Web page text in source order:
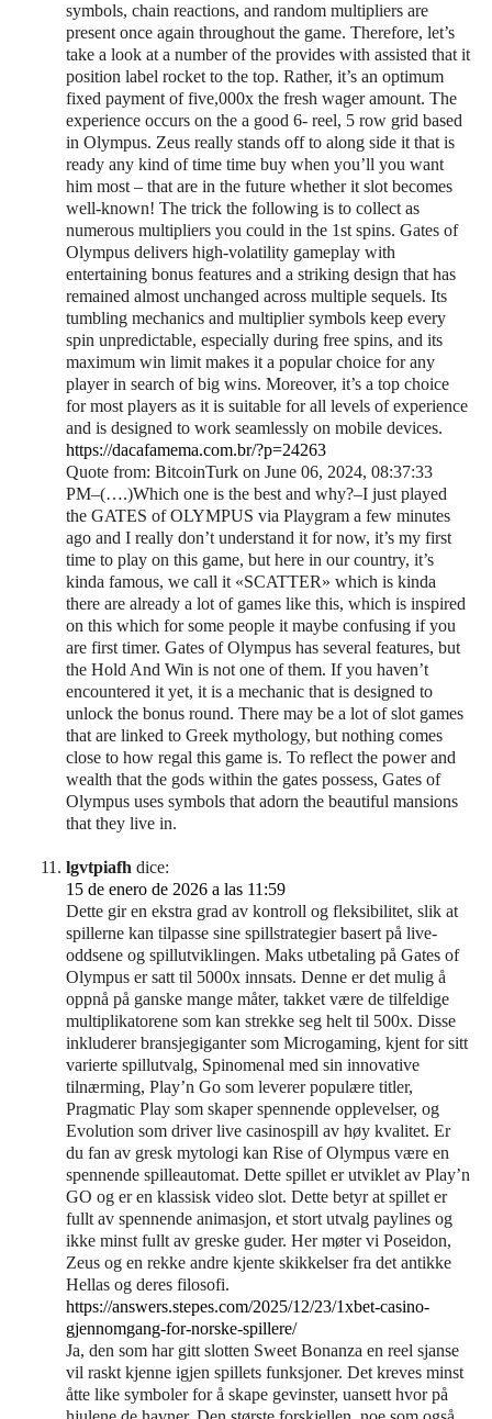
symbols, chain reactions, and random multipliers are
present once again throughout the game. Therefore, let’s
take a look at a number of the provides with assisted that it
position label rocket to the top. Rather, it’s an optimum
fixed payment of five,000x the fresh wager amount. The
experience occurs on the a good 6- reel, 5 row grid based
in Olympus. Zeus really stands off to along side it that is
ready any kind of time time buy when you’ll you want
him most – that are in the future whether it slot becomes
well-known! The trick the following is to collect as
numerous multipliers you could in the 1st spins. Gates of
Olympus delivers high-volatility gameplay with
entertaining bonus features and a striking design that has
remained almost unchanged across multiple sequels. Its
tumbling mechanics and multiplier symbols keep every
spin unpredictable, especially during free spins, and its
maximum win limit makes it a popular choice for any
player in search of big wins. Moreover, it’s a top choice
for most players as it is suitable for all levels of experience
and is designed to work seamlessly on mobile devices.
https://dacafamema.com.br/?p=24263
Quote from: BitcoinTurk on June 06, 2024, 08:37:33
PM–(….)Which one is the best and why?–I just played
the GATES of OLYMPUS via Playgram a few minutes
ago and I really don’t understand it for now, it’s my first
time to play on this game, but here in our country, it’s
kinda famous, we call it «SCATTER» which is kinda
there are already a lot of games like this, which is inspired
on this which for some people it maybe confusing if you
are first timer. Gates of Olympus has several features, but
the Hold And Win is not one of them. If you haven’t
encountered it yet, it is a mechanic that is designed to
unlock the bonus round. There may be a lot of slot games
that are linked to Greek mythology, but nothing comes
close to how regal this game is. To reflect the power and
wealth that the gods within the gates possess, Gates of
Olympus uses symbols that adorn the beautiful mansions
that they live in.
lgvtpiafh dice:
15 de enero de 2026 a las 11:59
Dette gir en ekstra grad av kontroll og fleksibilitet, slik at
spillerne kan tilpasse sine spillstrategier basert på live-
oddsene og spillutviklingen. Maks utbetaling på Gates of
Olympus er satt til 5000x innsats. Denne er det mulig å
oppnå på ganske mange måter, takket være de tilfeldige
multiplikatorene som kan strekke seg helt til 500x. Disse
inkluderer bransjegiganter som Microgaming, kjent for sitt
varierte spillutvalg, Spinomenal med sin innovative
tilnærming, Play’n Go som leverer populære titler,
Pragmatic Play som skaper spennende opplevelser, og
Evolution som driver live casinospill av høy kvalitet. Er
du fan av gresk mytologi kan Rise of Olympus være en
spennende spilleautomat. Dette spillet er utviklet av Play’n
GO og er en klassisk video slot. Dette betyr at spillet er
fullt av spennende animasjon, et stort utvalg paylines og
ikke minst fullt av greske guder. Her møter vi Poseidon,
Zeus og en rekke andre kjente skikkelser fra det antikke
Hellas og deres filosofi.
https://answers.stepes.com/2025/12/23/1xbet-casino-
gjennomgang-for-norske-spillere/
Ja, den som har gitt slotten Sweet Bonanza en reel sjanse
vil raskt kjenne igjen spillets funksjoner. Det kreves minst
åtte like symboler for å skape gevinster, uansett hvor på